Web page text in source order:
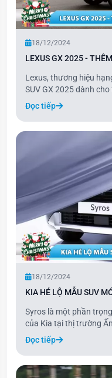
18/12/2024
LEXUS GX 2025 -
Lexus, thương hiệu
SUV GX 2025 dành
là bản nâng cấp của
nhiều trang bị tiêu
Đọc tiếp
18/12/2024
KIA HÉ LỘ MẪU SUV
Syros là một phần
của Kia tại thị trường
những nhu cầu đặc thù
đồng thời vẫn duy trì
này sẽ lấp đầy khoảng
Đọc tiếp